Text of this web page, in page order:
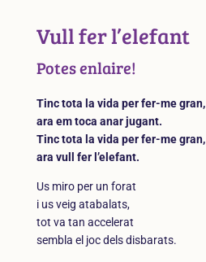
Vull fer l’elefant
Potes enlaire!
Tinc tota la vida per fer-me gran,
ara em toca anar jugant.
Tinc tota la vida per fer-me gran,
ara vull fer l’elefant.
Us miro per un forat
i us veig atabalats,
tot va tan accelerat
sembla el joc dels disbarats.